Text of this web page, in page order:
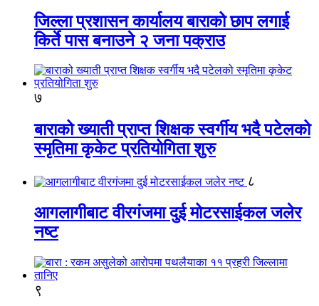
जिल्ला प्रशासन कार्यालय बाराको छाप लगाई
किर्ते पास बनाउने २ जना पक्राउ
७
बाराको ख्याती प्राप्त शिक्षक स्वर्गीय भदै पटेलको
स्मृतिमा कृकेट प्रतियोगिता शुरु
८
आगलागीबाट वीरगंजमा दुई मोटरसाईकल जलेर
नष्ट
९